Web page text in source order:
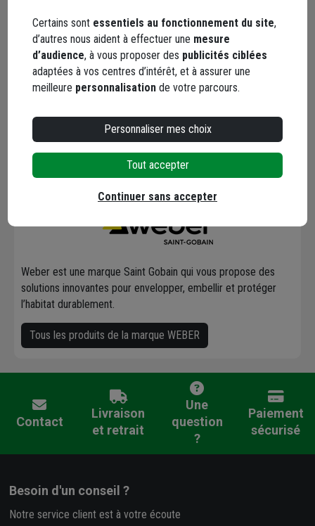
Caractéristiques
Documents
Marque WEBER
Weber est une marque Saint Gobain qui vous propose des
solutions innovantes pour envelopper, embellir et protéger
l’habitat durablement.
Tous les produits de la marque WEBER
Contact
Livraison
et retrait
Une
question
?
Paiement
sécurisé
Besoin d'un conseil ?
Notre service client est à votre écoute
Certains sont essentiels au fonctionnement du site,
d’autres nous aident à effectuer une mesure
d’audience, à vous proposer des publicités ciblées
adaptées à vos centres d’intérêt, et à assurer une
meilleure personnalisation de votre parcours.
Personnaliser mes choix
Tout accepter
Continuer sans accepter